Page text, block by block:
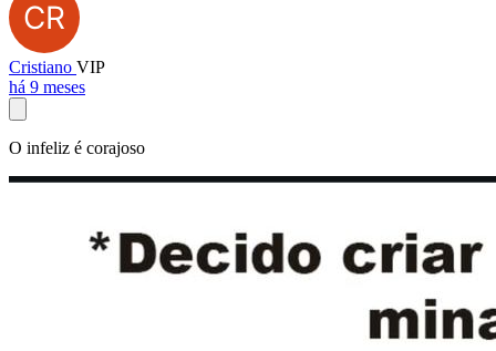
Cristiano VIP
há 9 meses
O infeliz é corajoso